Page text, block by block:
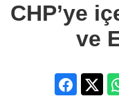
CHP’ye
ve